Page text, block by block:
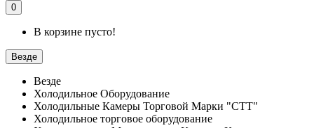
0
В корзине пусто!
Везде
Везде
Холодильное Оборудование
Холодильные Камеры Торговой Марки "СТТ"
Холодильное торговое оборудование